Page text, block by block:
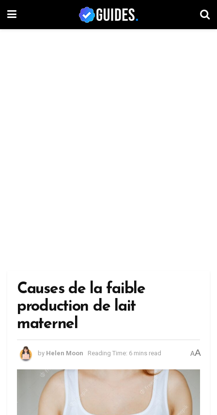
Causes de la faible
production de lait
maternel
by Helen Moon Reading Time: 6 mins read AA